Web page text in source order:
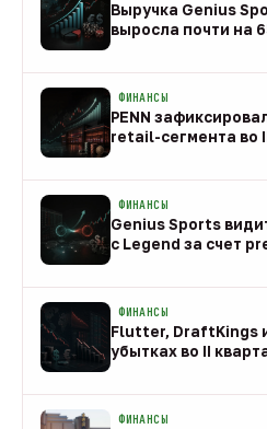
Выручка Genius
выросла почти на
ФИНАНСЫ
PENN
retail-сегмента во
ФИНАНСЫ
Genius Sports
с Legend за счет
ФИНАНСЫ
Flutter, DraftKings и
убытках во II
ФИНАНСЫ